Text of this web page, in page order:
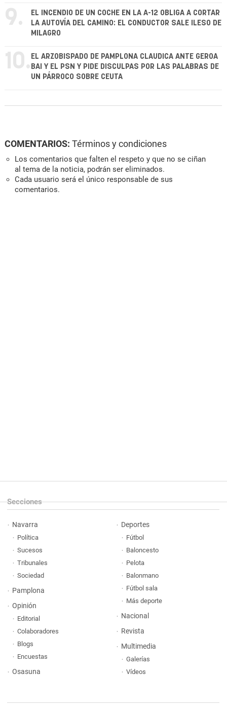
9.
EL INCENDIO DE UN COCHE EN LA A-12 OBLIGA A CORTAR
LA AUTOVÍA DEL CAMINO: EL CONDUCTOR SALE ILESO DE
MILAGRO
10. EL ARZOBISPADO DE PAMPLONA CLAUDICA ANTE GEROA
BAI Y EL PSN Y PIDE DISCULPAS POR LAS PALABRAS DE
UN PÁRROCO SOBRE CEUTA
COMENTARIOS: Términos y condiciones
Los comentarios que falten el respeto y que no se ciñan
al tema de la noticia, podrán ser eliminados.
Cada usuario será el único responsable de sus
comentarios.
Secciones
Navarra
Política
Sucesos
Tribunales
Sociedad
Pamplona
Opinión
Editorial
Colaboradores
Blogs
Encuestas
Osasuna
Deportes
Fútbol
Baloncesto
Pelota
Balonmano
Fútbol sala
Más deporte
Nacional
Revista
Multimedia
Galerías
Vídeos